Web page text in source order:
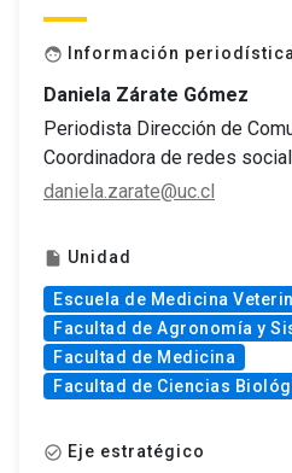
face Información periodística
Daniela Zárate Gómez
Periodista Dirección de
Coordinadora de redes
daniela.zarate@uc.cl
insert_drive_file Unidad
Escuela de Medicina
Facultad de Agronomía y
Facultad de Medicina
Facultad de Ciencias
check_circle_outline Eje estratégico